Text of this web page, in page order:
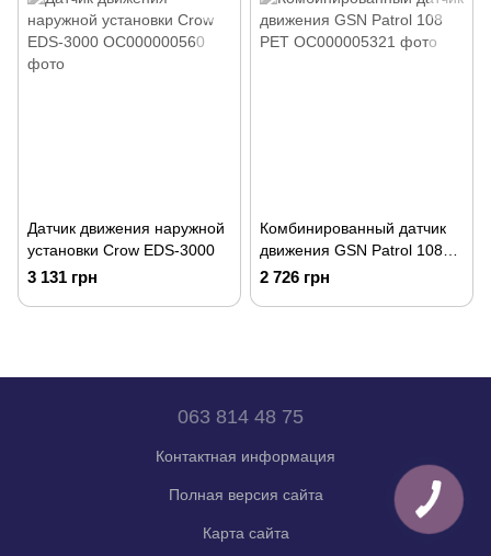
Датчик движения наружной
установки Crow EDS-3000
3 131 грн
Комбинированный датчик
движения GSN Patrol 108
PET
2 726 грн
063 814 48 75
Контактная информация
Полная версия сайта
Карта сайта